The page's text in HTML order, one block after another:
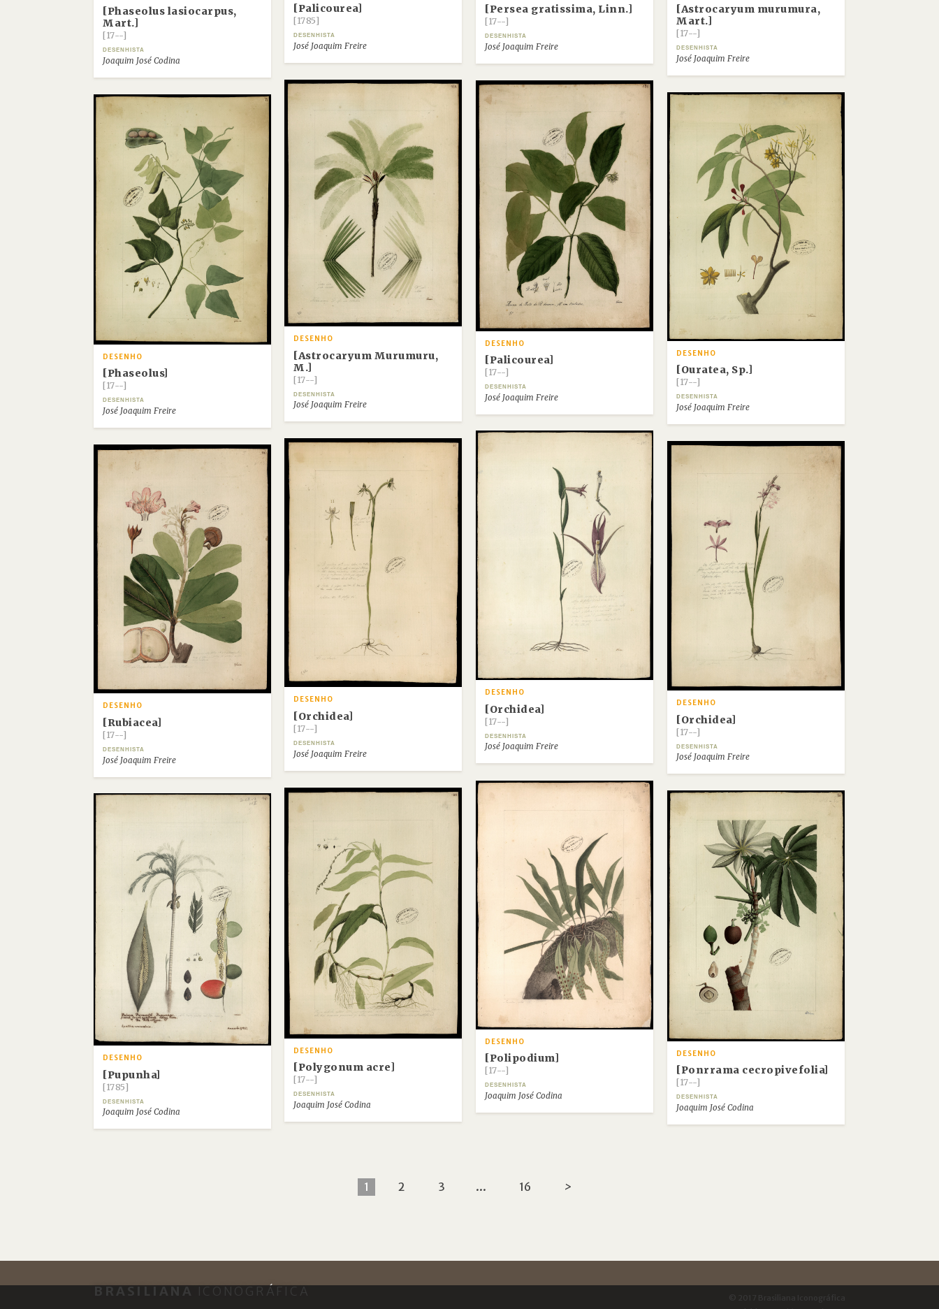
[Persea gratissima, Linn.]
[17--]
DESENHISTA
José Joaquim Freire
[Astrocaryum murumura,
Mart.]
[17--]
DESENHISTA
José Joaquim Freire
[Palicourea]
[1785]
DESENHISTA
José Joaquim Freire
[Phaseolus lasiocarpus,
Mart.]
[17--]
DESENHISTA
Joaquim José Codina
DESENHO
[Astrocaryum Murumuru,
M.]
[17--]
DESENHISTA
José Joaquim Freire
DESENHO
[Palicourea]
[17--]
DESENHISTA
José Joaquim Freire
DESENHO
[Ouratea, Sp.]
[17--]
DESENHISTA
José Joaquim Freire
DESENHO
[Phaseolus]
[17--]
DESENHISTA
José Joaquim Freire
DESENHO
[Orchidea]
[17--]
DESENHISTA
José Joaquim Freire
DESENHO
[Orchidea]
[17--]
DESENHISTA
José Joaquim Freire
DESENHO
[Orchidea]
[17--]
DESENHISTA
José Joaquim Freire
DESENHO
[Rubiacea]
[17--]
DESENHISTA
José Joaquim Freire
DESENHO
[Polipodium]
[17--]
DESENHISTA
Joaquim José Codina
DESENHO
[Polygonum acre]
[17--]
DESENHISTA
Joaquim José Codina
DESENHO
[Ponrrama cecropivefolia]
[17--]
DESENHISTA
Joaquim José Codina
DESENHO
[Pupunha]
[1785]
DESENHISTA
Joaquim José Codina
1 2 3 ... 16 >
BRASILIANA ICONOGRÁFICA